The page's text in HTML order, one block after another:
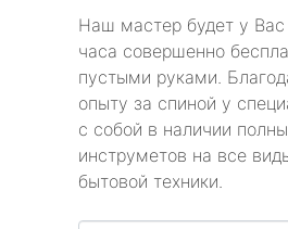
Наш мастер будет у Вас
часа совершенно
пустыми руками.
опыту за спиной у
с собой в наличии
инструметов на все
бытовой техники.